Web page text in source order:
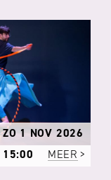
ZO 1 NOV 2026
15:00
MEER